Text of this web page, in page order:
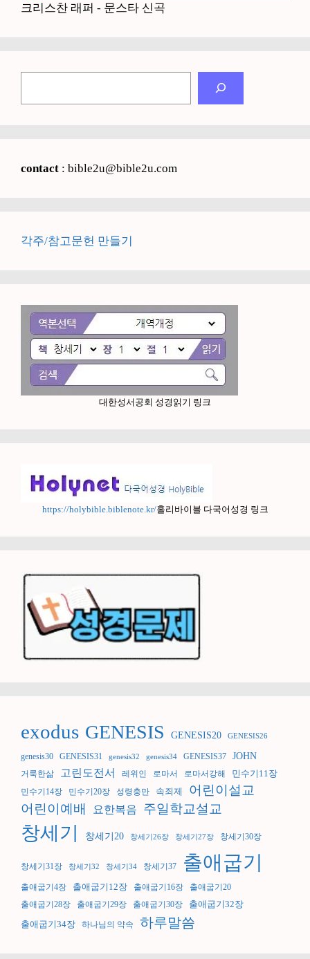
크리스찬 래퍼 - 문스타 신곡
contact : bible2u@bible2u.com
각주/참고문헌 만들기
대한성서공회 성경읽기 링크
https://holybible.biblenote.kr/홀리바이블 다국어성경 링크
exodus GENESIS GENESIS20 GENESIS26
genesis30 GENESIS31 genesis32 genesis34 GENESIS37 JOHN
거룩한삶 고린도전서 레위인 로마서 로마서강해 민수기11장
민수기14장 민수기20장 성령충만 속죄제
어린이설교
어린이예배
요한복음 주일학교설교
창세기 창세기20 창세기26장 창세기27장 창세기30장
창세기31장 창세기32 창세기34 창세기37 출애굽기
출애굽기4장 출애굽기12장 출애굽기16장
출애굽기20
출애굽기28장
출애굽기29장 출애굽기30장 출애굽기32장
출애굽기34장 하나님의 약속 하루말씀